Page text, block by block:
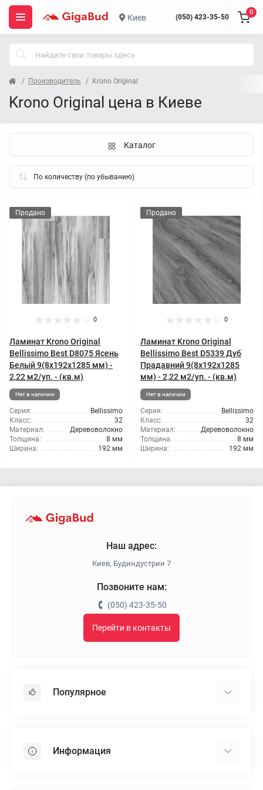
Киев (050) 423-35-50
0
Производитель Krono Original
Krono Original цена в Киеве
Каталог
Продано
0
Ламинат Krono Original
Bellissimo Best D8075 Ясень
Белый 9(8x192x1285 мм) -
2,22 м2/уп. - (кв.м)
Нет в наличии
Серия:
Bellissimo
Класс:
32
Материал:
Деревоволокно
Толщина:
8 мм
Ширина:
192 мм
Продано
0
Ламинат Krono Original
Bellissimo Best D5339 Дуб
Прадавний 9(8x192x1285
мм) - 2,22 м2/уп. - (кв.м)
Нет в наличии
Серия:
Bellissimo
Класс:
32
Материал:
Деревоволокно
Толщина:
8 мм
Ширина:
192 мм
Наш адрес:
Киев, Будиндустрии 7
Позвоните нам:
(050) 423-35-50
Перейти в контакты
Популярное
Пенопласт
Информация